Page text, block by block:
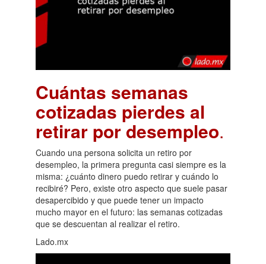
Cuántas semanas
cotizadas pierdes al
retirar por desempleo.
Cuando una persona solicita un retiro por
desempleo, la primera pregunta casi siempre es la
misma: ¿cuánto dinero puedo retirar y cuándo lo
recibiré? Pero, existe otro aspecto que suele pasar
desapercibido y que puede tener un impacto
mucho mayor en el futuro: las semanas cotizadas
que se descuentan al realizar el retiro.
Lado.mx